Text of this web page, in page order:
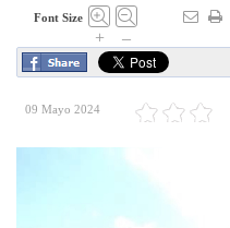
Font Size
+ –
09 Mayo 2024